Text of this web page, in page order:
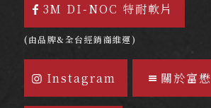
3M DI-NOC 特耐軟片
(由品牌&全台經銷商維運)
Instagram 關於富懋